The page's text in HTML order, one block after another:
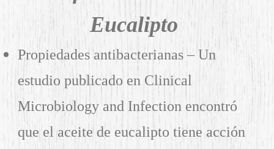
Eucalipto
Propiedades antibacterianas – Un
estudio publicado en Clinical
Microbiology and Infection encontró
que el aceite de eucalipto tiene acción